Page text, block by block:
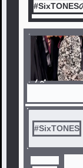
#SixTONES
ノベ
#SixTONES